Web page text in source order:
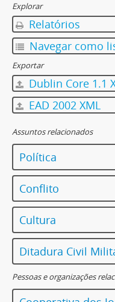
Explorar
Relatórios
Navegar como
Exportar
Dublin Core 1.1
EAD 2002 XML
Assuntos relacionados
Política
Conflito
Cultura
Ditadura Civil
Pessoas e organizações